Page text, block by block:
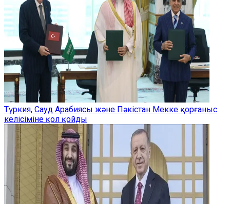
Түркия, Сауд Арабиясы және Пәкістан Мекке қорғаныс
келісіміне қол қойды